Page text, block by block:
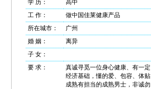
学 历：
高中
工 作：
做中国佳莱健康产品
所在城市：
广州
婚 姻：
离异
子 女：
要 求：
真诚寻觅一位身心健康、有一定
经济基础，懂的爱、包容、体贴
成熟有担当的成熟男士，非诚勿